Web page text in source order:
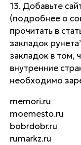
13. Добавьте
(подробнее о
прочитать в
закладок
закладок в том,
внутренние
необходимо
memori.ru
moemesto.ru
bobrdobr.ru
rumarkz.ru